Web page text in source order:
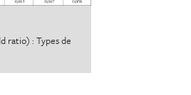
ratio) : Types de